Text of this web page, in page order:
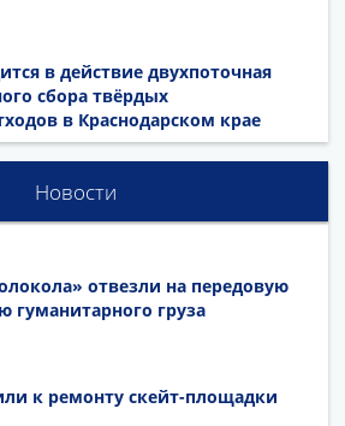
в действие двухпоточная
сбора твёрдых
в Краснодарском крае
Новости
отвезли на передовую
гуманитарного груза
к ремонту скейт-площадки